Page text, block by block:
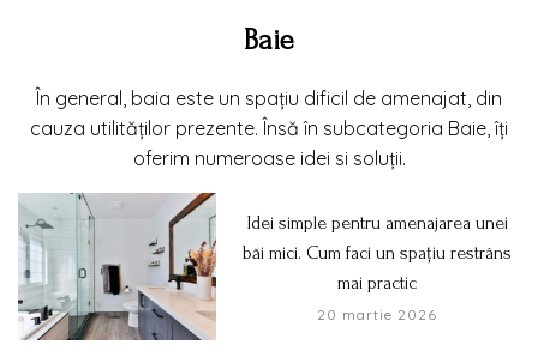
Baie
În general, baia este un spațiu dificil de amenajat, din
cauza utilităților prezente. Însă în subcategoria Baie, îți
oferim numeroase idei si soluții.
Idei simple pentru amenajarea unei
băi mici. Cum faci un spațiu restrâns
mai practic
20 martie 2026